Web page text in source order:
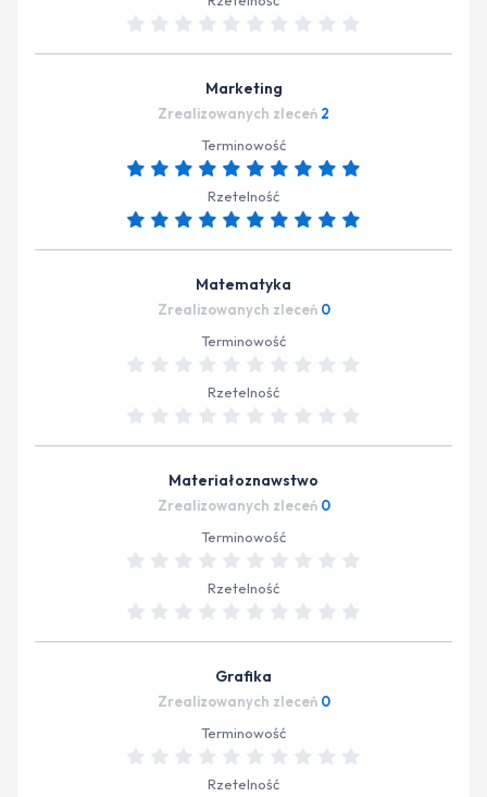
Marketing
Zrealizowanych zleceń 2
Terminowość
Rzetelność
Matematyka
Zrealizowanych zleceń 0
Terminowość
Rzetelność
Materiałoznawstwo
Zrealizowanych zleceń 0
Terminowość
Rzetelność
Grafika
Zrealizowanych zleceń 0
Terminowość
Rzetelność